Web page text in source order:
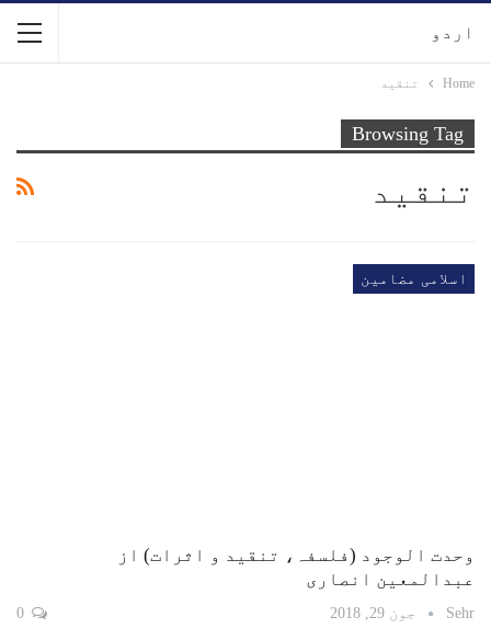
اردو
Home تنقید
Browsing Tag
تنقید
اسلامی مضامین
وحدت الوجود (فلسفہ، تنقید و اثرات) از
عبدالمعین انصاری
Sehr جون 29, 2018